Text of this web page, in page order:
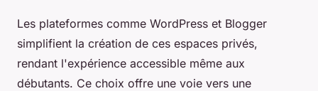
Les plateformes comme WordPress et Blogger
simplifient la création de ces espaces privés,
rendant l'expérience accessible même aux
débutants. Ce choix offre une voie vers une